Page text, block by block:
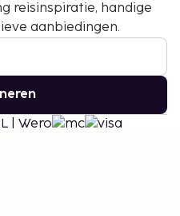
reisinspiratie, handige
aanbiedingen.